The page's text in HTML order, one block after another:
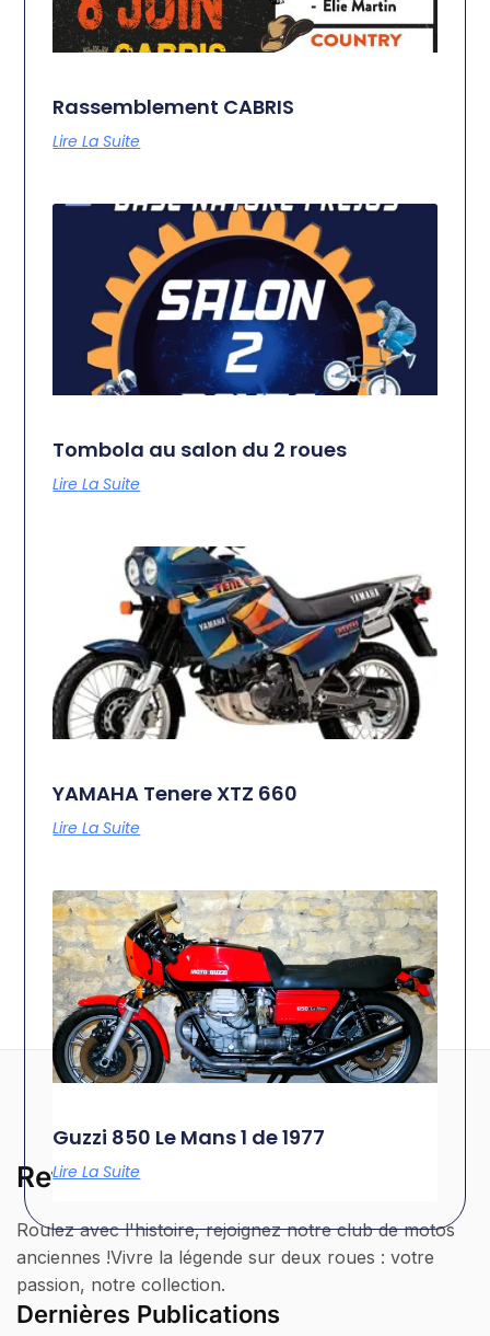
Rassemblement CABRIS
Lire La Suite
Tombola au salon du 2 roues
Lire La Suite
YAMAHA Tenere XTZ 660
Lire La Suite
Guzzi 850 Le Mans 1 de 1977
Lire La Suite
Retrolegende
Roulez avec l'histoire, rejoignez notre club de motos
anciennes !Vivre la légende sur deux roues : votre
passion, notre collection.
Dernières Publications